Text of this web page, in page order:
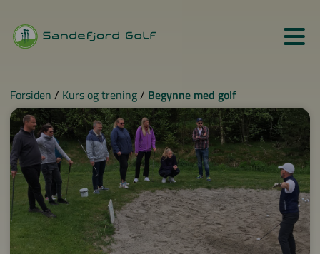
Forsiden / Kurs og trening/ Begynne med golf